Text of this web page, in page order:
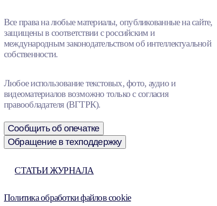
Все права на любые материалы, опубликованные на сайте,
защищены в соответствии с российским и
международным законодательством об интеллектуальной
собственности.
Любое использование текстовых, фото, аудио и
видеоматериалов возможно только с согласия
правообладателя (ВГТРК).
Сообщить об опечатке
Обращение в техподдержку
СТАТЬИ ЖУРНАЛА
Политика обработки файлов cookie